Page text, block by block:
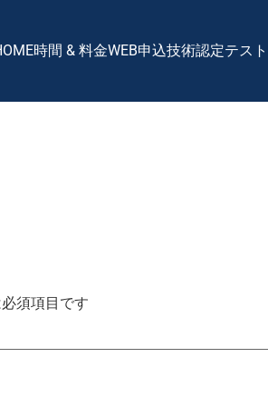
時間 & 料金WEB申込技術認定テスト
須項目です